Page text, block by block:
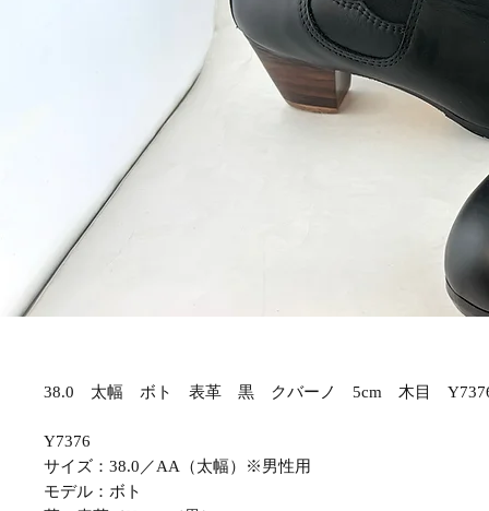
38.0 太幅 ボト 表革 黒 クバーノ 5cm 木目
Y7376
サイズ：38.0／AA（太幅）※男性用
モデル：ボト